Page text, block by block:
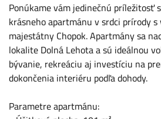
Ponúkame vám jedinečnú príležitosť
krásneho apartmánu v srdci prírody
majestátny Chopok. Apartmány sa
lokalite Dolná Lehota a sú ideálnou
bývanie, rekreáciu aj investíciu na
dokončenia interiéru podľa dohody.
Parametre apartmánu: